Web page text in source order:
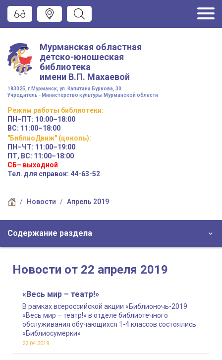
Мурманская областная
детско-юношеская
библиотека
имени В.П. Махаевой
183025, г.Мурманск, ул. Капитана Буркова, 30
Учредитель - Министерство культуры Мурманской области
Режим работы библиотеки:
ПН–ПТ: 10:00–18:00
ВС: 11:00–18:00
"БиблиоДвиж" (цоколь):
ПН–ЧТ: 11:00–19:00
ПТ, ВС: 11:00–18:00
СБ– выходной
Тел. для справок: 44-63-52
Новости Апрель 2019
Содержание раздела
Новости от 22 апреля 2019
«Весь мир – театр!»
В рамках всероссийской акции «Библионочь-2019
«Весь мир – театр!» в отделе библиотечного
обслуживания обучающихся 1-4 классов состоялись
«Библиосумерки»
22.04.2019